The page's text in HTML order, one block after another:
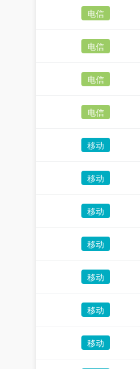
电信
电信
电信
电信
移动
移动
移动
移动
移动
移动
移动